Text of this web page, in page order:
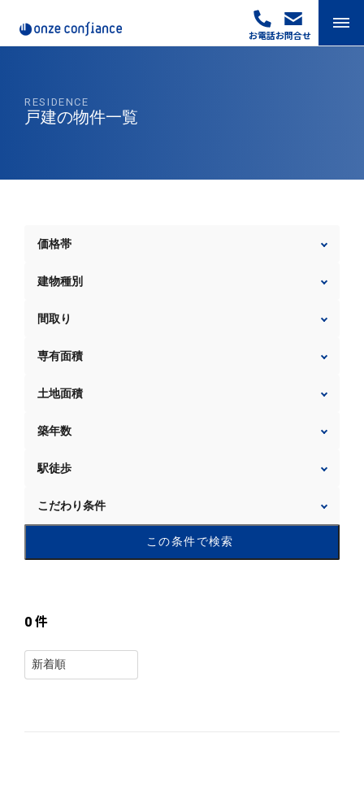
content
お電話お問合せ
RESIDENCE
戸建の物件一覧
価格帯
建物種別
間取り
専有面積
土地面積
築年数
駅徒歩
こだわり条件
この条件で検索
0件